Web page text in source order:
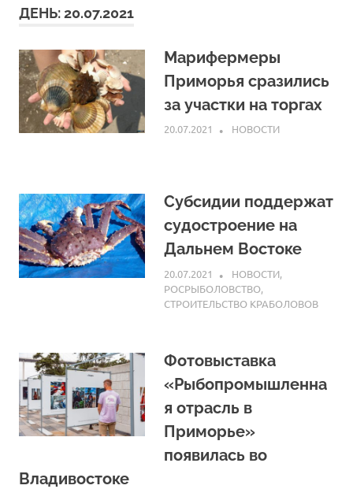
ДЕНЬ:20.07.2021
Марифермеры
Приморья сразились
за участки на торгах
20.07.2021 ARPP
НОВОСТИ
Субсидии поддержат
судостроение на
Дальнем Востоке
20.07.2021 ARPP
НОВОСТИ,
РОСРЫБОЛОВСТВО,
СТРОИТЕЛЬСТВО КРАБОЛОВОВ
Фотовыставка
«Рыбопромышленна
я отрасль в
Приморье»
появилась во
Владивостоке